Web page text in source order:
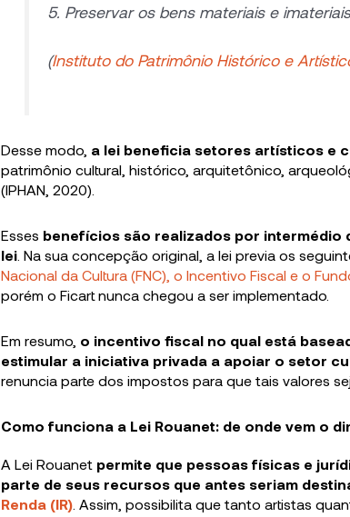
5. Preservar os bens materiais e
(Instituto do Patrimônio Histórico e
Desse modo, a lei beneficia setores artísticos e
patrimônio cultural, histórico, arquitetônico,
(IPHAN, 2020).
Esses benefícios são realizados por intermédio
lei . Na sua concepção original, a lei previa os
Nacional da Cultura (FNC), o Incentivo Fiscal e o
porém o Ficart nunca chegou a ser implementado.
Em resumo, o incentivo fiscal no qual está
estimular a iniciativa privada a apoiar o setor
renuncia parte dos impostos para que tais valores
Como funciona a Lei Rouanet: de onde vem o
A Lei Rouanet permite que pessoas físicas e
parte de seus recursos que antes seriam
Renda (IR) . Assim, possibilita que tanto artistas